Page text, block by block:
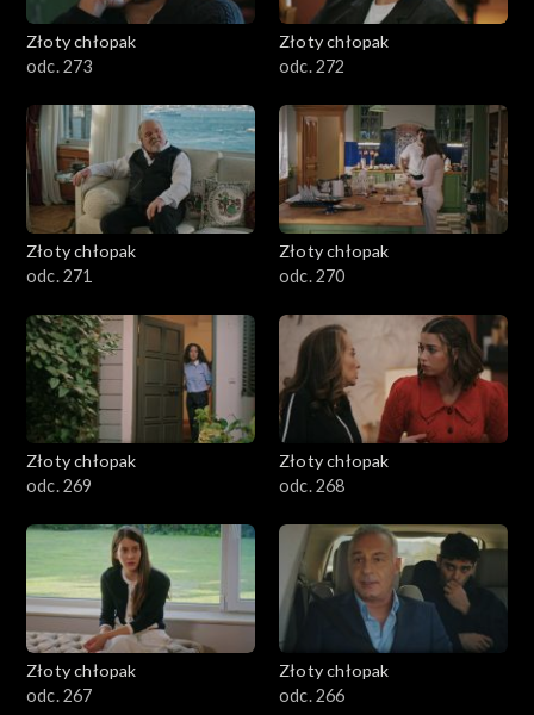
Złoty chłopak
odc. 273
Złoty chłopak
odc. 272
Złoty chłopak
odc. 271
Złoty chłopak
odc. 270
Złoty chłopak
odc. 269
Złoty chłopak
odc. 268
Złoty chłopak
odc. 267
Złoty chłopak
odc. 266